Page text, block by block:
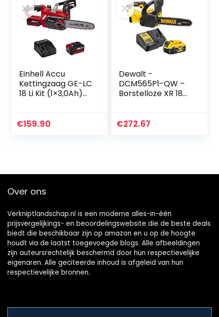
Einhell Accu
Kettingzaag GE-LC
18 Li Kit (1×3,0Ah)
zwaardlengte, 23
€159.90
Dewalt -
DCM565P1-QW –
Borstelloze XR 18V ​​​​
Draadloze
€272.67
Over ons
Verkniptlandschap.nl is een moderne alles-in-één
prijsvergelijkings- en beoordelingswebsite die de beste deals
biedt die beschikbaar zijn op amazon en u op de hoogte
houdt via de laatst toegevoegde blogs. Alle afbeeldingen
zijn auteursrechtelijk beschermd door hun respectievelijke
eigenaren. Alle geciteerde inhoud is afgeleid van hun
respectievelijke bronnen.